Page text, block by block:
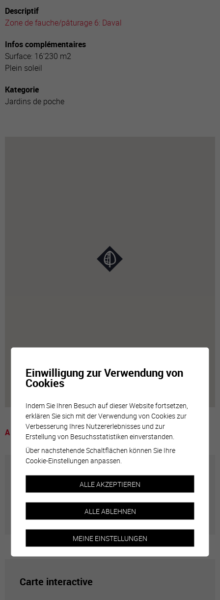
Descriptif
Zone de fauche/pâturage 6: Daval
Infos complémentaires
Surface: 16'230 m2
Plein soleil
Kategorie
Jardins de poche
A voir
Annuaire communal
Adresses utiles en ville de Sierre
Carte interactive
Einwilligung zur Verwendung von
Cookies
Indem Sie Ihren Besuch auf dieser Website fortsetzen,
erklären Sie sich mit der Verwendung von Cookies zur
Verbesserung Ihres Nutzererlebnisses und zur
Erstellung von Besuchsstatistiken einverstanden.
Über nachstehende Schaltflächen können Sie Ihre
Cookie-Einstellungen anpassen.
ALLE AKZEPTIEREN
ALLE ABLEHNEN
MEINE EINSTELLUNGEN